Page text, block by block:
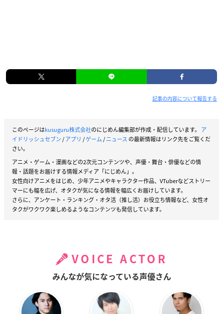
記事の内容について報告する
このページはkusuguru株式会社のにじめん編集部が作成・配信しています。 ア
イドリッシュセブン/アプリ /ゲーム/ニュース の最新情報はリンク先をご覧くだ
さい。
アニメ・ゲーム・漫画などの2次元コンテンツや、声優・舞台・俳優などの情
報・話題をお届けする情報メディア「にじめん」。
女性向けアニメをはじめ、少年アニメやキャラクター作品、VTuberなどストリー
マーにも幅を広げ、オタクが気になる情報を幅広くお届けしています。
さらに、アンケート・ランキング・オタ活（推し活）お役立ち情報など、女性オ
タクがワクワク楽しめるようなコンテンツも発信しています。
VOICE ACTOR
みんなが気になっている声優さん